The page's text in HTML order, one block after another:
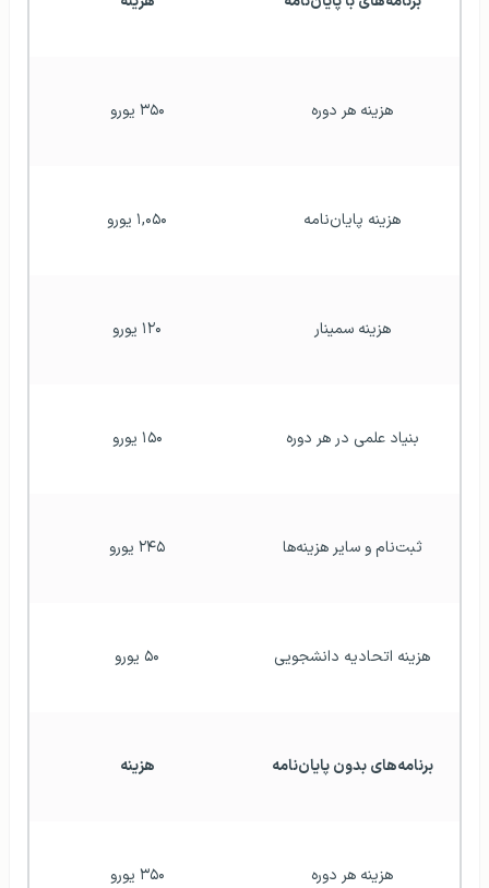
هزینه هر دوره ۳۵۰ یورو
هزینه پایان‌نامه ۱,۰۵۰ یورو
هزینه سمینار ۱۲۰ یورو
بنیاد علمی در هر دوره ۱۵۰ یورو
ثبت‌نام و سایر هزینه‌ها ۲۴۵ یورو
هزینه اتحادیه دانشجویی ۵۰ یورو
برنامه‌های بدون پایان‌نامه هزینه
هزینه هر دوره ۳۵۰ یورو